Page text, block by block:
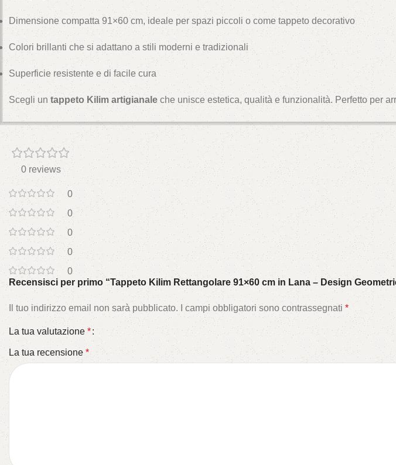
Dimensione compatta 91×60 cm, ideale per spazi piccoli o come tappeto decorativo
Colori brillanti che si adattano a stili moderni e tradizionali
Superficie resistente e di facile cura
Scegli untappeto Kilim artigianale che unisce estetica, qualità e funzionalità. Perfetto per
0 reviews
0
0
0
0
0
Recensisci per primo “Tappeto Kilim Rettangolare 91×60 cm in Lana – Design
Il tuo indirizzo email non sarà pubblicato. I campi obbligatori sono contrassegnati *
La tua valutazione*
La tua recensione *